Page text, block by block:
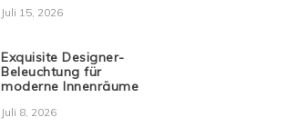
Juli 15, 2026
Exquisite Designer-
Beleuchtung für
moderne Innenräume
Juli 8, 2026